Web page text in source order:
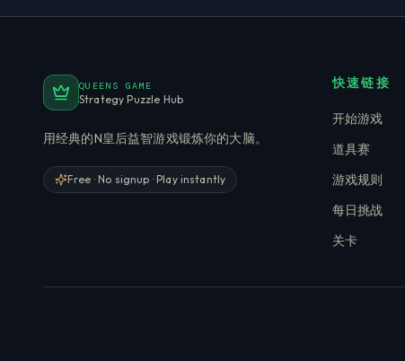
QUEENS GAME
Strategy Puzzle Hub
用经典的N皇后益智游戏锻炼你的大脑。
Free · No signup · Play instantly
快速链接
开始游戏
道具赛
游戏规则
每日挑战
关卡